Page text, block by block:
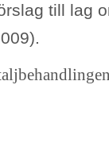
till lag